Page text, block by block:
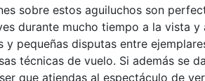
sobre estos aguiluchos son
durante mucho tiempo a la vista y
pequeñas disputas entre
técnicas de vuelo. Si además se
que atiendas al espectáculo de